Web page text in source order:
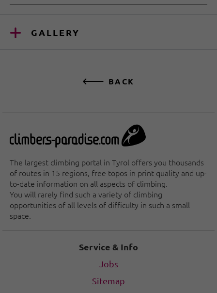
GALLERY
BACK
The largest climbing portal in Tyrol offers you thousands
of routes in 15 regions, free topos in print quality and up-
to-date information on all aspects of climbing.
You will rarely find such a variety of climbing
opportunities of all levels of difficulty in such a small
space.
Service & Info
Jobs
Sitemap